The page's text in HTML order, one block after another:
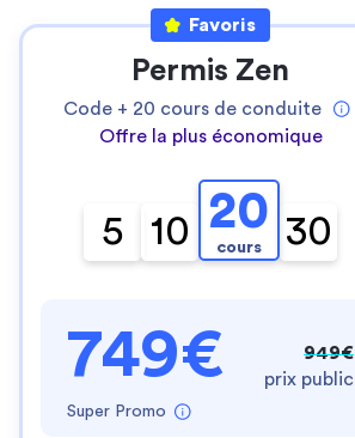
Favoris
Permis Zen
Code + 20 cours de conduite
Offre la plus économique
5 10 20
cours 30
749€
Super Promo
949€
prix public